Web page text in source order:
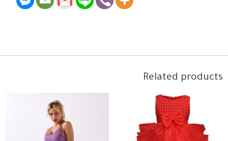
Related products